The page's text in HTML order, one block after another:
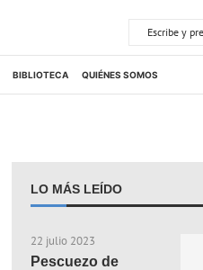
BIBLIOTECA QUIÉNES SOMOS
LO MÁS LEÍDO
22 julio 2023
Pescuezo de